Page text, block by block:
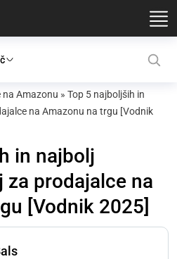
na Amazonu » Top 5 najboljših in
na Amazonu na trgu [Vodnik
in najbolj
prodajalce na
[Vodnik 2025]